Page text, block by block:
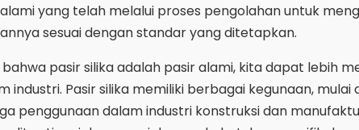
yang telah melalui proses pengolahan untuk
sesuai dengan standar yang ditetapkan.
pasir silika adalah pasir alami, kita dapat lebih
industri. Pasir silika memiliki berbagai kegunaan, mulai
penggunaan dalam industri konstruksi dan